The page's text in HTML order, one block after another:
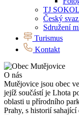
TJ
Český
Sdružení
Turismus
Kontakt
O nás
Mutějovice jsou obec
jejíž součástí je Lhota
oblasti u přírodního
Prahy, s historií sahající